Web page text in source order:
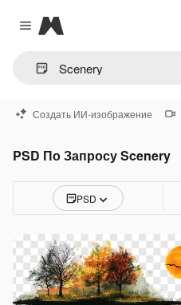
Close menu
Magnific
Создать ИИ-изображение
PSD По Запросу Scenery
PSD